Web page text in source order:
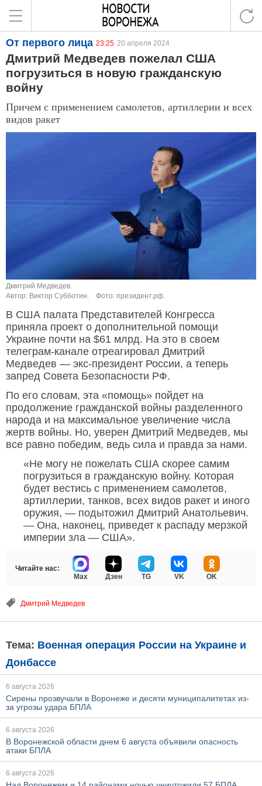
От первого лица 23:25 20 апреля 2024
Дмитрий Медведев пожелал США
погрузиться в новую гражданскую
войну
Причем с применением самолетов, артиллерии и всех
видов ракет
Дмитрий Медведев.
Автор: Виктор Субботин.
Фото: президент.рф.
В США палата Представителей Конгресса
приняла проект о дополнительной помощи
Украине почти на $61 млрд. На это в своем
телеграм-канале отреагировал Дмитрий
Медведев — экс-президент России, а теперь
запред Совета Безопасности РФ.
По его словам, эта «помощь» пойдет на
продолжение гражданской войны разделенного
народа и на максимальное увеличение числа
жертв войны. Но, уверен Дмитрий Медведев, мы
все равно победим, ведь сила и правда за нами.
«Не могу не пожелать США скорее самим
погрузиться в гражданскую войну. Которая
будет вестись с применением самолетов,
артиллерии, танков, всех видов ракет и иного
оружия, — подытожил Дмитрий Анатольевич.
— Она, наконец, приведет к распаду мерзкой
империи зла — США».
Читайте нас:
Max
Дзен TG VK OK
Дмитрий Медведев
Тема: Военная операция России на Украине и
Донбассе
6 августа 2026
Сирены прозвучали в Воронеже и десяти муниципалитетах из-
за угрозы удара БПЛА
6 августа 2026
В Воронежской области днем 6 августа объявили опасность
атаки БПЛА
6 августа 2026